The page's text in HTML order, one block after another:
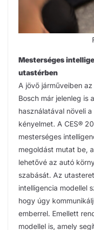
Mesterséges
utastérben
A jövő járműveiben
Bosch már jelenleg is
használatával növeli
kényelmet. A CES®
mesterséges
megoldást mutat be,
lehetővé az autó
szabását. Az
intelligencia modellel
hogy úgy
emberrel. Emellett
modellel is, amely